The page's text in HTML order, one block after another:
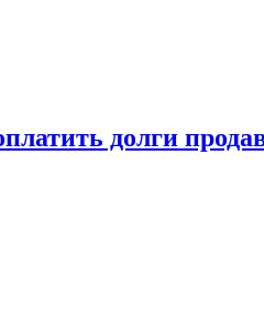
долги